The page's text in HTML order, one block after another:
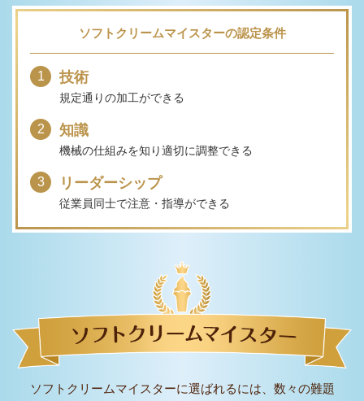
ソフトクリームマイスターの認定条件
技術
規定通りの加工ができる
知識
機械の仕組みを知り適切に調整できる
リーダーシップ
従業員同士で注意・指導ができる
ソフトクリームマイスターに選ばれるには、数々の難題